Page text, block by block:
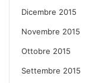
Dicembre 2015
Novembre 2015
Ottobre 2015
Settembre 2015